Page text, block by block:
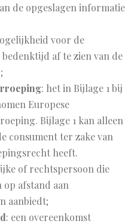
de opgeslagen informatie
voor de
af te zien van de
: het in Bijlage 1 bij
Europese
Bijlage 1 kan alleen
consument ter zake van
heeft.
of rechtspersoon die
afstand aan
aanbiedt;
: een overeenkomst